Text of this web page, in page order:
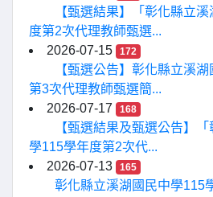
【甄選結果】「彰化縣立
度第2次代理教師甄選...
2026-07-15
172
【甄選公告】彰化縣立溪
第3次代理教師甄選簡...
2026-07-17
168
【甄選結果及甄選公告】
學115學年度第2次代...
2026-07-13
165
彰化縣立溪湖國民中學115